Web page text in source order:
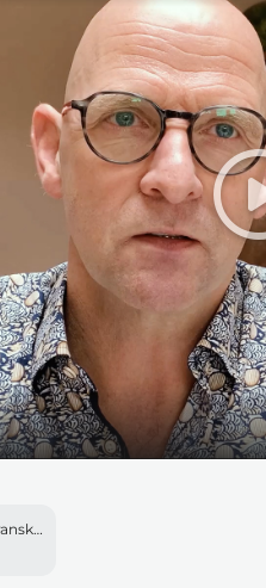
Wundheilung Video Transkript.pdf